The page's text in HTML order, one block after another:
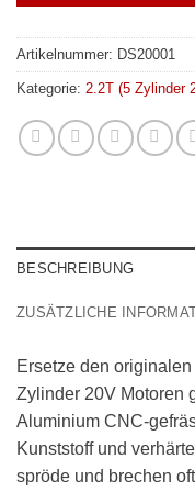
Artikelnummer: DS20001
Kategorie: 2.2T (5 Zylinder
BESCHREIBUNG
ZUSÄTZLICHE
Ersetze den
Zylinder 20V Motoren
Aluminium CNC-
Kunststoff und
spröde und brechen